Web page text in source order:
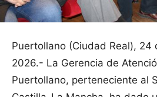
Puertollano (Ciudad Real), 24
2026.- La Gerencia de
Puertollano, perteneciente al